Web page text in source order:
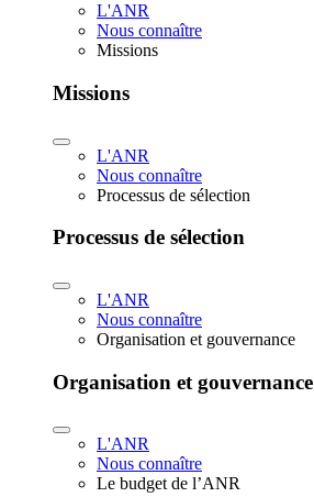
L'ANR
Nous connaître
Missions
Missions
L'ANR
Nous connaître
Processus de sélection
Processus de sélection
L'ANR
Nous connaître
Organisation et gouvernance
Organisation et gouvernance
L'ANR
Nous connaître
Le budget de l’ANR